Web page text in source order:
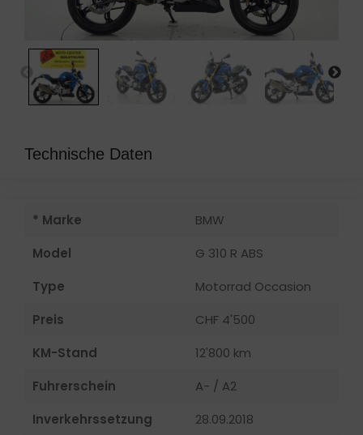
Technische Daten
* Marke
BMW
Model
G 310 R ABS
Type
Motorrad Occasion
Preis
CHF 4'500
KM-Stand
12'800 km
Fuhrerschein
A- / A2
Inverkehrssetzung
28.09.2018